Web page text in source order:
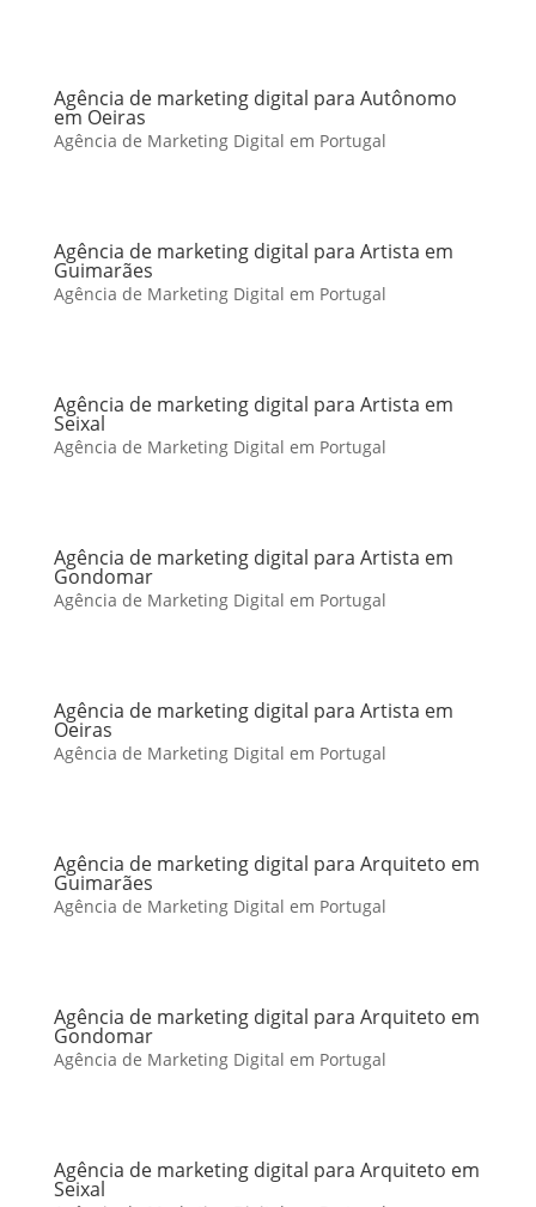
Agência de marketing digital para Autônomo
em Oeiras
Agência de Marketing Digital em Portugal
Agência de marketing digital para Artista em
Guimarães
Agência de Marketing Digital em Portugal
Agência de marketing digital para Artista em
Seixal
Agência de Marketing Digital em Portugal
Agência de marketing digital para Artista em
Gondomar
Agência de Marketing Digital em Portugal
Agência de marketing digital para Artista em
Oeiras
Agência de Marketing Digital em Portugal
Agência de marketing digital para Arquiteto em
Guimarães
Agência de Marketing Digital em Portugal
Agência de marketing digital para Arquiteto em
Gondomar
Agência de Marketing Digital em Portugal
Agência de marketing digital para Arquiteto em
Seixal